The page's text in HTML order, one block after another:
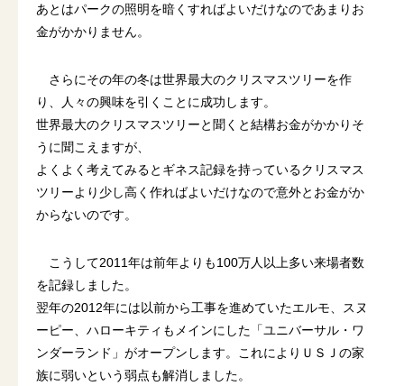
あとはパークの照明を暗くすればよいだけなのであまりお
金がかかりません。
さらにその年の冬は世界最大のクリスマスツリーを作
り、人々の興味を引くことに成功します。
世界最大のクリスマスツリーと聞くと結構お金がかかりそ
うに聞こえますが、
よくよく考えてみるとギネス記録を持っているクリスマス
ツリーより少し高く作ればよいだけなので意外とお金がか
からないのです。
こうして2011年は前年よりも100万人以上多い来場者数
を記録しました。
翌年の2012年には以前から工事を進めていたエルモ、スヌ
ーピー、ハローキティもメインにした「ユニバーサル・ワ
ンダーランド」がオープンします。これによりＵＳＪの家
族に弱いという弱点も解消しました。